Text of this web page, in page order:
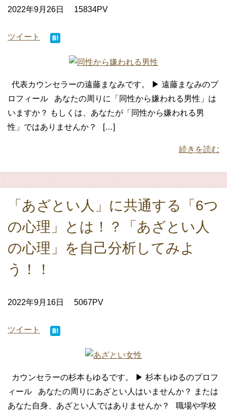
2022年9月26日 15834PV
ツイート
代表カウンセラーの遠藤まなみです。 ▶ 遠藤まなみのプ
ロフィール あなたの周りに「同性から嫌われる男性」は
いますか？ もしくは、あなたが「同性から嫌われる男
性」ではありませんか？ […]
続きを読む
「あざとい人」に共通する「6つ
の心理」とは！？「あざとい人
の心理」を自己分析してみよ
う！！
2022年9月16日 5067PV
ツイート
カウンセラーの杉本もゆるです。 ▶ 杉本もゆるのプロフ
ィール あなたの周りにあざとい人はいませんか？ または
あなた自身、あざとい人ではありませんか？ 職場や学校